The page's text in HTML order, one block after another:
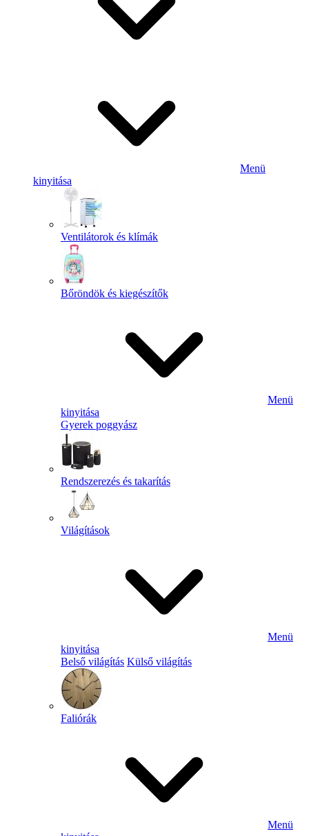
Menü
kinyitása
Ventilátorok és klímák
Bőröndök és kiegészítők
Menü
kinyitása
Gyerek poggyász
Rendszerezés és takarítás
Világítások
Menü
kinyitása
Belső világítás Külső világítás
Faliórák
Menü